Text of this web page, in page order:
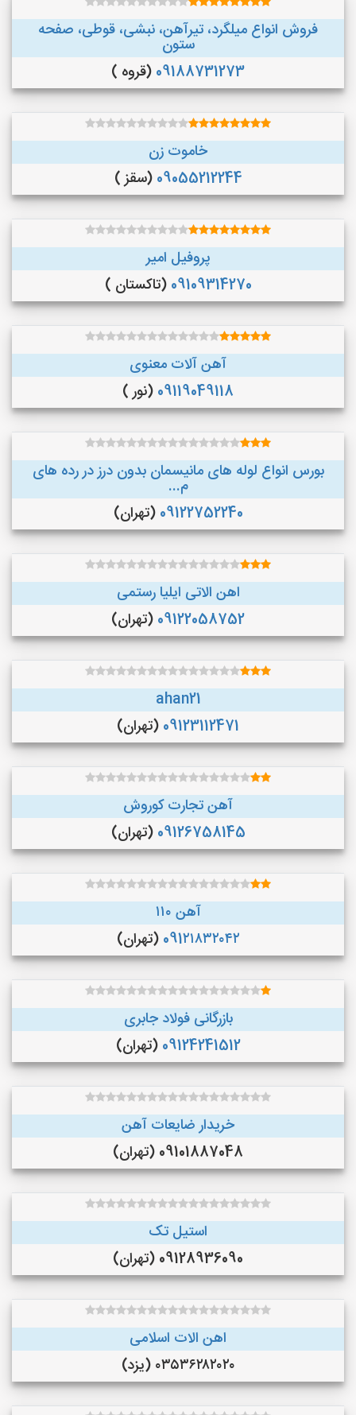
فروش انواع میلگرد، تیرآهن، نبشی، قوطی، صفحه
ستون
09188731273 (قروه )
خاموت زن
09055212244 (سقز )
پروفیل امیر
09109314270 (تاکستان )
آهن آلات معنوی
09119049118 (نور )
بورس انواع لوله های مانیسمان بدون درز در رده های
م...
09122752240 (تهران)
اهن الاتی ایلیا رستمی
09122058752 (تهران)
ahan21
09123112471 (تهران)
آهن تجارت کوروش
09126758145 (تهران)
آهن ۱۱۰
091۲۱۸۳۲۰۴۲ (تهران)
بازرگانی فولاد جابری
09124241512 (تهران)
خریدار ضایعات آهن
09101887048 (تهران)
استیل تک
09128936090 (تهران)
اهن الات اسلامی
۰۳۵۳۶۲۸۲۰۲۰ (یزد)